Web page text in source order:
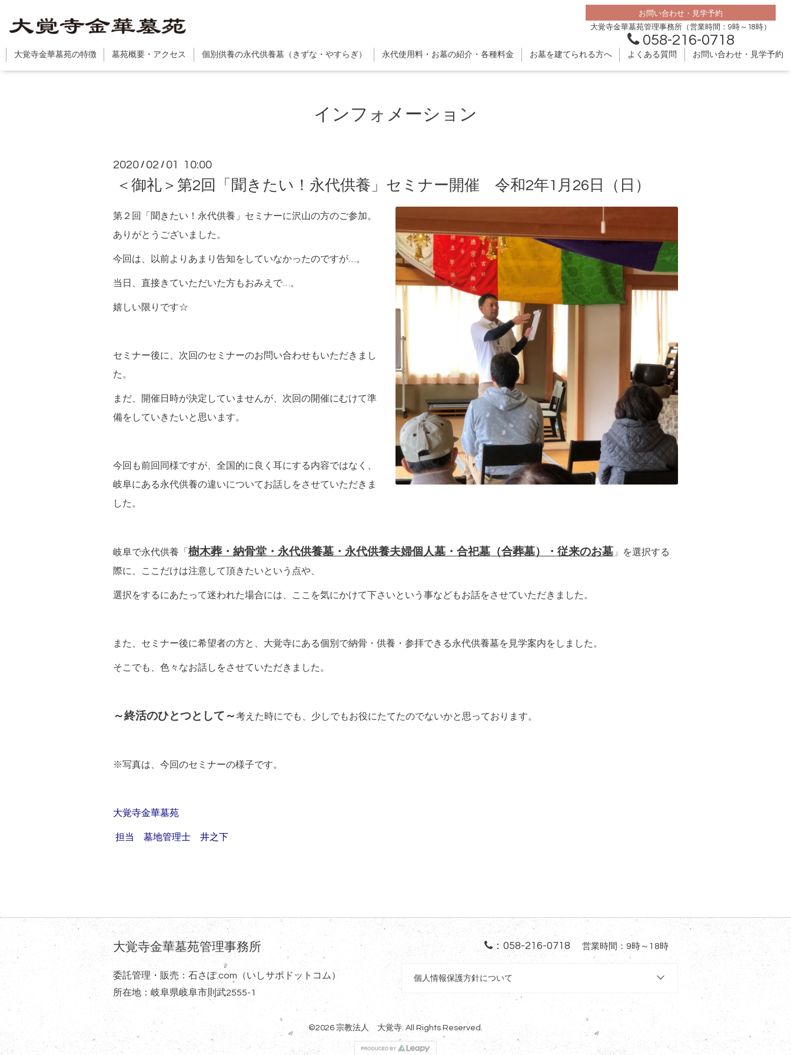
お問い合わせ・見学予約
大覚寺金華墓苑管理事務所（営業時間：9時～18時）
058-216-0718
大覚寺金華墓苑の特徴 墓苑概要・アクセス 個別供養の永代供養墓（きずな・やすらぎ） 永代使用料・お墓の紹介・各種料金 お墓を建てられる方へ よくある質問 お問い合わせ・見学予約
インフォメーション
2020 / 02 / 01 10:00
＜御礼＞第2回「聞きたい！永代供養」セミナー開催 令和2年1月26日（日）
第２回「聞きたい！永代供養」セミナーに沢山の方のご参加。
ありがとうございました。
今回は、以前よりあまり告知をしていなかったのですが…。
当日、直接きていただいた方もおみえで…。
嬉しい限りです☆
セミナー後に、次回のセミナーのお問い合わせもいただきまし
た。
まだ、開催日時が決定していませんが、 次回の開催にむけて準
備をしていきたいと思います。
今回も前回同様ですが、全国的に良く耳にする内容ではなく、
岐阜にある永代供養の違いについてお話しをさせていただきま
した。
岐阜で永代供養「 樹木葬・納骨堂・永代供養墓・永代供養夫婦個人墓・合祀墓（合葬墓）・従来のお墓 」を選択する
際に、ここだけは注意して頂きたいという点や、
選択をするにあたって迷われた場合には、ここを気にかけて下さいという事などもお話をさせていただきました。
また、セミナー後に希望者の方と、大覚寺にある個別で納骨・供養・参拝できる永代供養墓を見学案内をしました。
そこでも、色々なお話しをさせていただきました。
～終活のひとつとして～考えた時にでも、少しでもお役にたてたのでないかと思っております。
※写真は、今回のセミナーの様子です。
大覚寺金華墓苑
担当 墓地管理士 井之下
大覚寺金華墓苑管理事務所 ： 058-216-0718 営業時間：9時～18時
委託管理・販売：石さぽ.com（いしサポドットコム）
所在地：岐阜県岐阜市則武2555-1
個人情報保護方針について
©2026 宗教法人 大覚寺 . All Rights Reserved.